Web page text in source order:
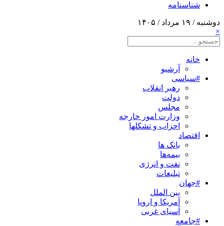
شناسنامه
دوشنبه / ۱۹ مرداد / ۱۴۰۵
×
خانه
آرشیو
#سیاسی
رهبر انقلاب
دولت
مجلس
وزارت امور خارجه
احزاب و تشکلها
اقتصاد
بانک ها
بیمه‌ها
نفت و انرژی
تبلیغات
#جهان
بین الملل
آمریکا و اروپا
آسیای غربی
#جامعه